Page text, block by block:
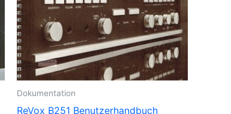
Dokumentation
ReVox B251 Benutzerhandbuch